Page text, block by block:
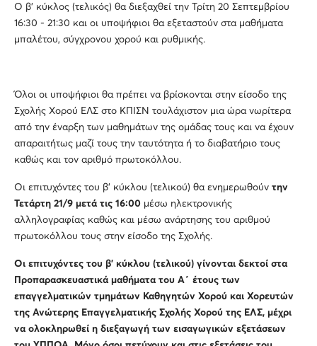
Ο β’ κύκλος (τελικός) θα διεξαχθεί την Τρίτη 20 Σεπτεμβρίου
16:30 - 21:30 και οι υποψήφιοι θα εξεταστούν στα μαθήματα
μπαλέτου, σύγχρονου χορού και ρυθμικής.
Όλοι οι υποψήφιοι θα πρέπει να βρίσκονται στην είσοδο της
Σχολής Χορού ΕΛΣ στο ΚΠΙΣΝ τουλάχιστον μια ώρα νωρίτερα
από την έναρξη των μαθημάτων της ομάδας τους και να έχουν
απαραιτήτως μαζί τους την ταυτότητα ή το διαβατήριο τους
καθώς και τον αριθμό πρωτοκόλλου.
Οι επιτυχόντες του β’ κύκλου (τελικού) θα ενημερωθούν την
Τετάρτη 21/9 μετά τις 16:00 μέσω ηλεκτρονικής
αλληλογραφίας καθώς και μέσω ανάρτησης του αριθμού
πρωτοκόλλου τους στην είσοδο της Σχολής.
Οι επιτυχόντες του β’ κύκλου (τελικού) γίνονται δεκτοί στα
Προπαρασκευαστικά μαθήματα του Α΄ έτους των
επαγγελματικών τμημάτων Καθηγητών Χορού και Χορευτών
της Ανώτερης Επαγγελματικής Σχολής Χορού της ΕΛΣ, μέχρι
να ολοκληρωθεί η διεξαγωγή των εισαγωγικών εξετάσεων